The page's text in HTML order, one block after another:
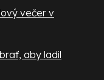
večer v
aby ladil